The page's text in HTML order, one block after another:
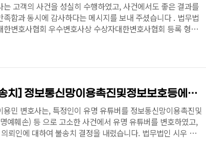
고객의 사건을 성실히 수행하였고, 사건에서도 좋은 결과를
함과 동시에 감사하다는 메시지를 보내 주셨습니다 . 법무법
변호사협회 우수변호사상 수상자대한변호사협회 등록 형사·
6939📧 ymlee@siwoolaw.kr
[성공사례/형사-불송치] 정보통신망이용촉진및정보보호등에관한법률위반(명예훼손) 등
민 변호사는, 특정인이 유명 유튜버를 정보통신망이용촉진및
예훼손) 등 으로 고소한 사건에서 유명 유튜버를 변호하였고,
인에 대하여 불송치 결정을 내렸습니다. 법무법인 시우 부산